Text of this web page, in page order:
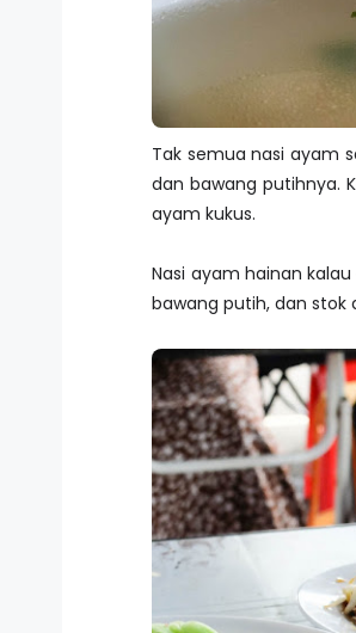
Tak semua nasi ayam
dan bawang putihnya.
ayam kukus.
Nasi ayam hainan
bawang putih, dan stok